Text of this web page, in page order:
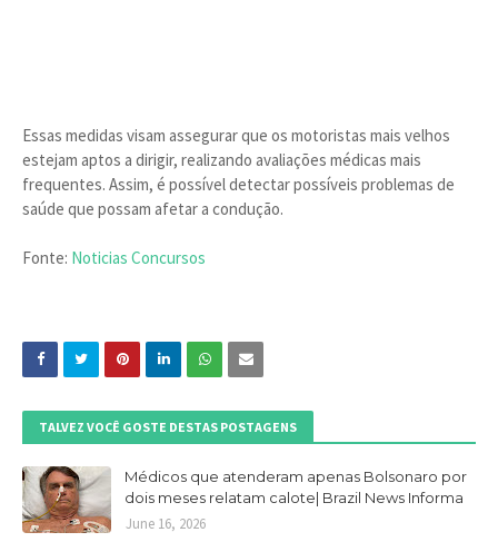
Essas medidas visam assegurar que os motoristas mais velhos
estejam aptos a dirigir, realizando avaliações médicas mais
frequentes. Assim, é possível detectar possíveis problemas de
saúde que possam afetar a condução.
Fonte: Noticias Concursos
TALVEZ VOCÊ GOSTE DESTAS POSTAGENS
Médicos que atenderam apenas Bolsonaro por
dois meses relatam calote| Brazil News Informa
June 16, 2026